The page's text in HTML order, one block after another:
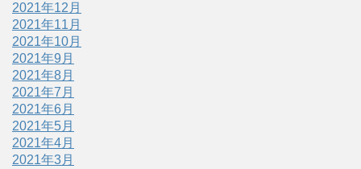
2021年12月
2021年11月
2021年10月
2021年9月
2021年8月
2021年7月
2021年6月
2021年5月
2021年4月
2021年3月